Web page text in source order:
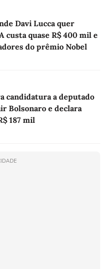
Davi Lucca quer
custa quase R$ 400 mil e
do prêmio Nobel
candidatura a deputado
Bolsonaro e declara
187 mil